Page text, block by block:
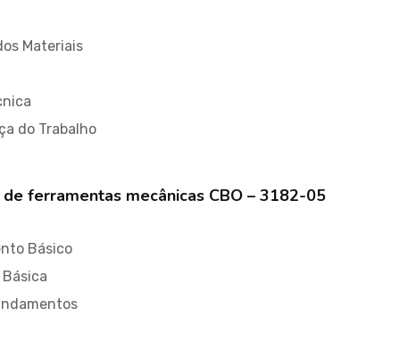
Materiais
do Trabalho
ferramentas mecânicas CBO – 3182-05
Básico